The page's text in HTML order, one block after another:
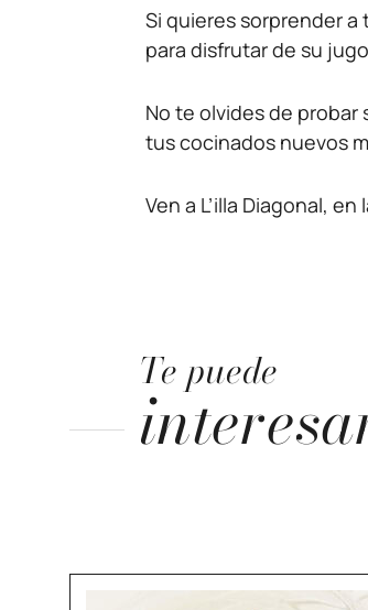
Si quieres sorprender
para disfrutar de su
No te olvides de
tus cocinados nuevos
Ven a L’illa Diagonal,
Te puede